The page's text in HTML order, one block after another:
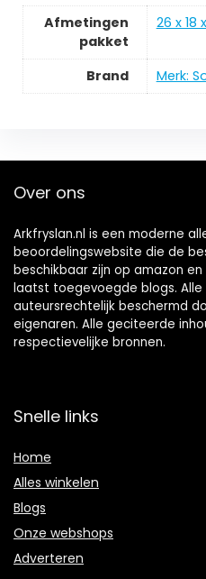
Afmetingen
pakket
‎26 x 18
Brand Merk:
Over ons
Arkfryslan.nl is een moderne
beoordelingswebsite die de
beschikbaar zijn op amazon
laatst toegevoegde blogs. Alle
auteursrechtelijk beschermd
eigenaren. Alle geciteerde
respectievelijke bronnen.
Snelle links
Home
Alles winkelen
Blogs
Onze webshops
Adverteren